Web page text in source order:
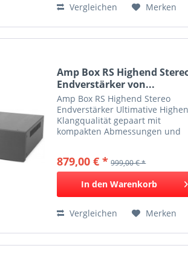
Vergleichen Merken
Amp Box RS Highend
Endverstärker von...
Amp Box RS Highend Stereo
Endverstärker Ultimative
Klangqualität gepaart mit
kompakten Abmessungen und
Highend-Endstufe aus: 1.
Aufwändiger
Doppelmonoaufbau...
879,00 € * 999,00 € *
In den Warenkorb
Vergleichen Merken